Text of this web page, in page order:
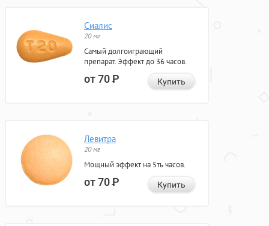
Сиалис
20 мг
Самый долгоиграющий
препарат. Эффект до 36 часов.
от 70Р Купить
Левитра
20 мг
Мощный эффект на 5ть часов.
от 70Р Купить